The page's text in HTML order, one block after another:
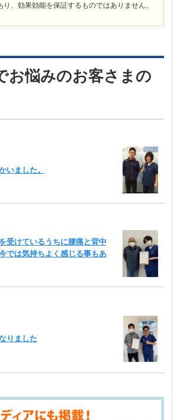
、効果効能を保証するものではありません。
お悩みのお客さまの
いました。
受けているうちに腰痛と背中
では気持ちよく感じる事もあ
りました